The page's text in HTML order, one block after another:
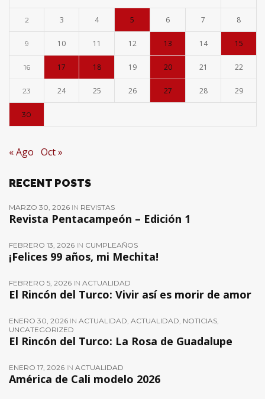
2 3 4 5 6 7 8
9 10 11 12 13 14 15
16 17 18 19 20 21 22
23 24 25 26 27 28 29
30
« Ago Oct »
RECENT POSTS
MARZO 30, 2026 IN REVISTAS
Revista Pentacampeón – Edición 1
FEBRERO 13, 2026 IN CUMPLEAÑOS
¡Felices 99 años, mi Mechita!
FEBRERO 5, 2026 IN ACTUALIDAD
El Rincón del Turco: Vivir así es morir de amor
ENERO 30, 2026 IN ACTUALIDAD ACTUALIDAD NOTICIAS
UNCATEGORIZED
El Rincón del Turco: La Rosa de Guadalupe
ENERO 17, 2026 IN ACTUALIDAD
América de Cali modelo 2026